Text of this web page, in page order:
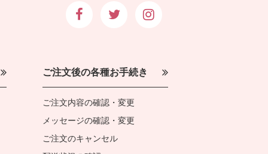
ご注文後の各種お手続き
ご注文内容の確認・変更
メッセージの確認・変更
ご注文のキャンセル